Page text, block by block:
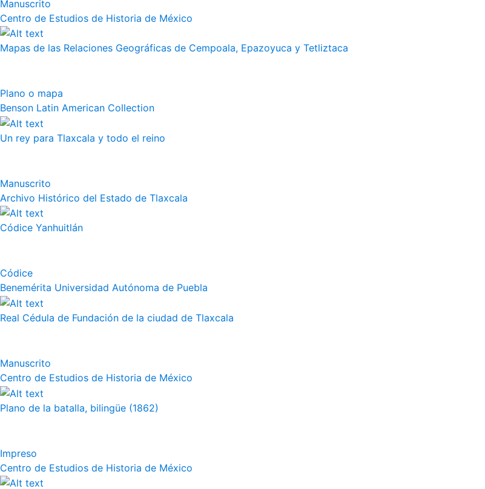
Manuscrito
Centro de Estudios de Historia de México
Mapas de las Relaciones Geográficas de Cempoala, Epazoyuca y Tetliztaca
Plano o mapa
Benson Latin American Collection
Un rey para Tlaxcala y todo el reino
Manuscrito
Archivo Histórico del Estado de Tlaxcala
Códice Yanhuitlán
Códice
Benemérita Universidad Autónoma de Puebla
Real Cédula de Fundación de la ciudad de Tlaxcala
Manuscrito
Centro de Estudios de Historia de México
Plano de la batalla, bilingüe (1862)
Impreso
Centro de Estudios de Historia de México